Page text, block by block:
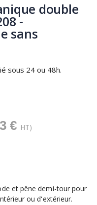
double
-
sans
sous 24 ou 48h.
€ HT)
et pêne demi-tour pour
ou d'extérieur.